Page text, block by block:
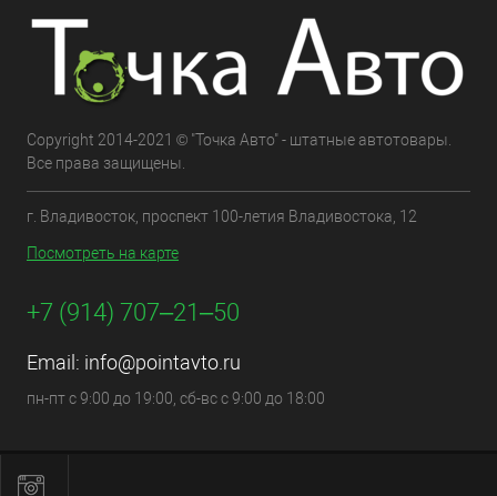
Copyright 2014-2021 © "Точка Авто" - штатные автотовары.
Все права защищены.
г. Владивосток, проспект 100-летия Владивостока, 12
Посмотреть на карте
+7 (914) 707‒21‒50
Email: info@pointavto.ru
пн-пт с 9:00 до 19:00, сб-вс с 9:00 до 18:00